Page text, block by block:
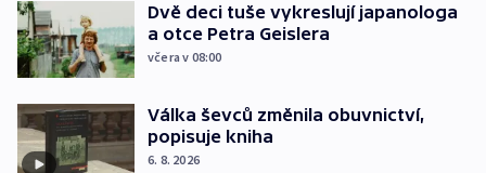
Dvě deci tuše vykreslují japanologa
a otce Petra Geislera
včera v 08:00
Válka ševců změnila obuvnictví,
popisuje kniha
6. 8. 2026